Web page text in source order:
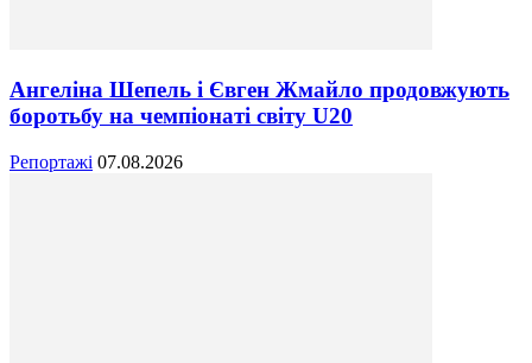
Ангеліна Шепель і Євген Жмайло продовжують
боротьбу на чемпіонаті світу U20
Репортажі 07.08.2026